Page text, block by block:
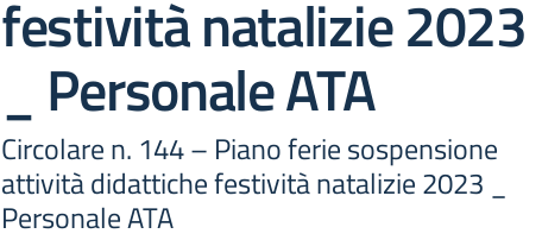
festività natalizie 2023
_ Personale ATA
Circolare n. 144 – Piano ferie sospensione
attività didattiche festività natalizie 2023 _
Personale ATA